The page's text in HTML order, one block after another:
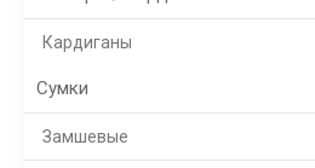
Кардиганы
Сумки
Замшевые